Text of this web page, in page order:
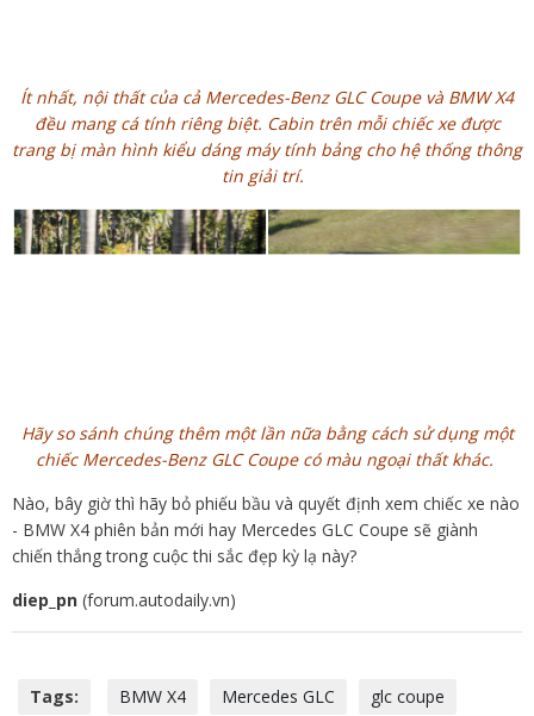
Ít nhất, nội thất của cả Mercedes-Benz GLC Coupe và BMW X4
đều mang cá tính riêng biệt. Cabin trên mỗi chiếc xe được
trang bị màn hình kiểu dáng máy tính bảng cho hệ thống thông
tin giải trí.
Hãy so sánh chúng thêm một lần nữa bằng cách sử dụng một
chiếc Mercedes-Benz GLC Coupe có màu ngoại thất khác.
Nào, bây giờ thì hãy bỏ phiếu bầu và quyết định xem chiếc xe nào
- BMW X4 phiên bản mới hay Mercedes GLC Coupe sẽ giành
chiến thắng trong cuộc thi sắc đẹp kỳ lạ này?
diep_pn (forum.autodaily.vn)
Tags: BMW X4 Mercedes GLC glc coupe